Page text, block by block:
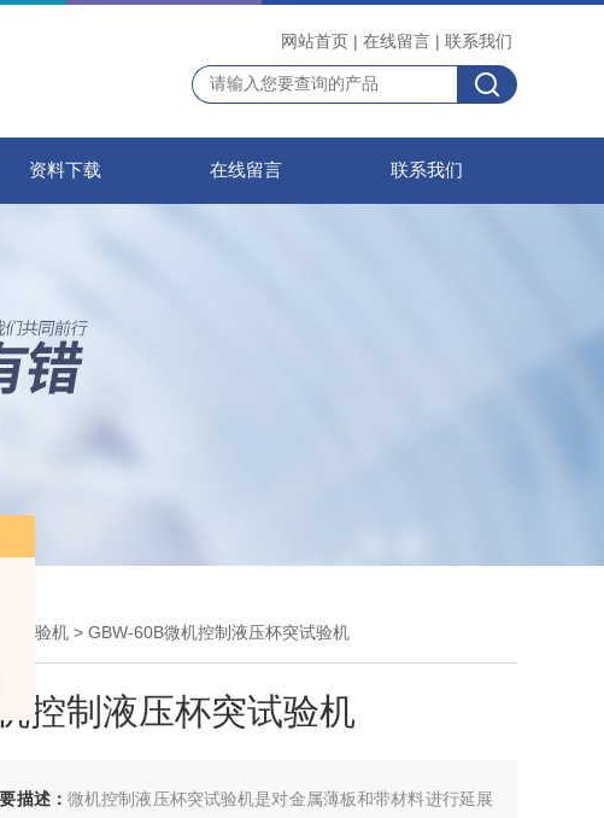
网站首页 | 在线留言 | 联系我们
资料下载 在线留言 联系我们
突试验机 > GBW-60B微机控制液压杯突试验机
控制液压杯突试验机
描述： 微机控制液压杯突试验机是对金属薄板和带材料进行延展